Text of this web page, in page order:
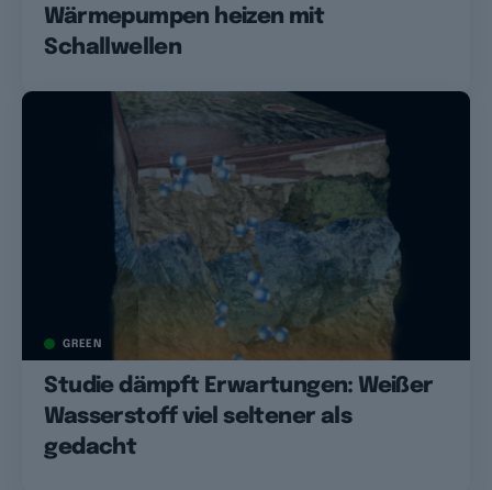
Wärmepumpen heizen mit
Schallwellen
GREEN
Studie dämpft Erwartungen: Weißer
Wasserstoff viel seltener als
gedacht